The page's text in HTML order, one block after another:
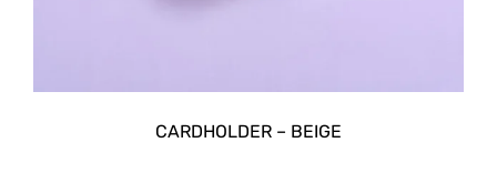
CARDHOLDER – BEIGE